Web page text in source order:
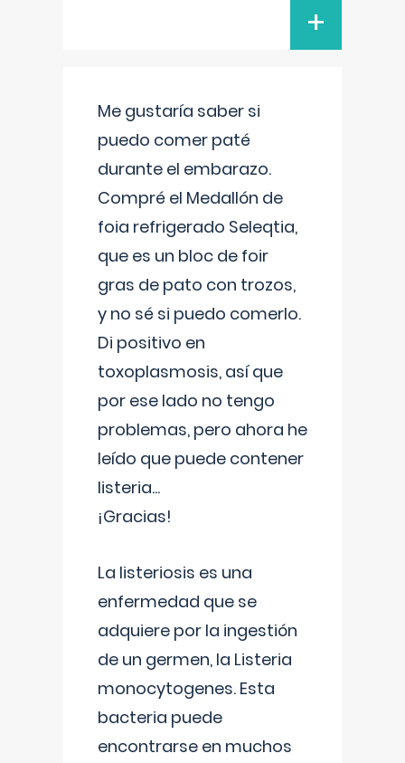
+
Me gustaría saber si
puedo comer paté
durante el embarazo.
Compré el Medallón de
foia refrigerado Seleqtia,
que es un bloc de foir
gras de pato con trozos,
y no sé si puedo comerlo.
Di positivo en
toxoplasmosis, así que
por ese lado no tengo
problemas, pero ahora he
leído que puede contener
listeria...
¡Gracias!
La listeriosis es una
enfermedad que se
adquiere por la ingestión
de un germen, la Listeria
monocytogenes. Esta
bacteria puede
encontrarse en muchos